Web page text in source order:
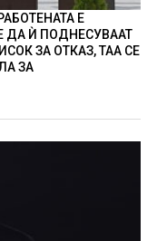
Е
ДА Ѝ ПОДНЕСУВААТ
ЗА ОТКАЗ, ТАА СЕ
ЗА